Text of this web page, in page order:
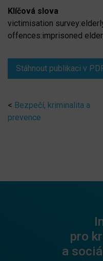
Klíčová slova
victimisation
offences:imprisoned
Stáhnout publikaci v
< Bezpečí, kriminalita a
prevence
pro
a